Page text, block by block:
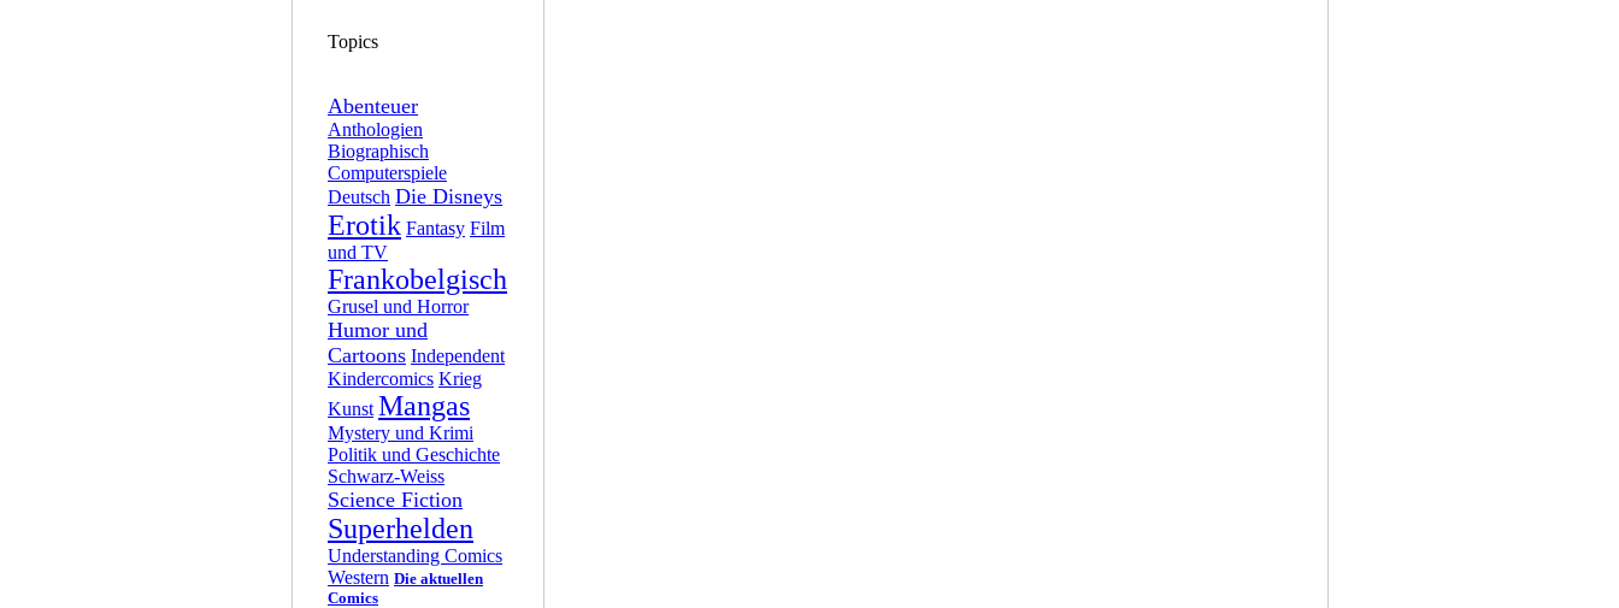
Topics
Abenteuer
Anthologien
Biographisch
Computerspiele
Deutsch Die Disneys
Erotik Fantasy Film
und TV
Frankobelgisch
Grusel und Horror
Humor und
Cartoons Independent
Kindercomics Krieg
Kunst Mangas
Mystery und Krimi
Politik und Geschichte
Schwarz-Weiss
Science Fiction
Superhelden
Understanding Comics
Western Die aktuellen
Comics